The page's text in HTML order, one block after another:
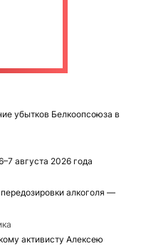
убытков Белкоопсоюза в
августа 2026 года
алкоголя —
активисту Алексею